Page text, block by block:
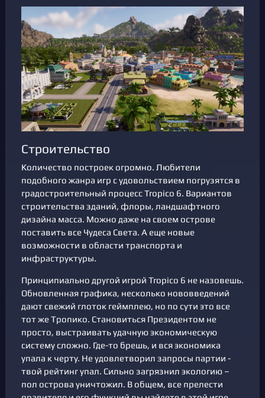
Строительство
Количество построек огромно. Любители
подобного жанра игр с удовольствием погрузятся в
градостроительный процесс Tropico 6. Вариантов
строительства зданий, флоры, ландшафтного
дизайна масса. Можно даже на своем острове
поставить все Чудеса Света. А еще новые
возможности в области транспорта и
инфраструктуры.
Принципиально другой игрой Tropico 6 не назовешь.
Обновленная графика, несколько нововведений
дают свежий глоток геймплею, но по сути это все
тот же Тропико. Становиться Президентом не
просто, выстраивать удачную экономическую
систему сложно. Где-то брешь, и вся экономика
упала к черту. Не удовлетворил запросы партии -
твой рейтинг упал. Сильно загрязнил экологию –
пол острова уничтожил. В общем, все прелести